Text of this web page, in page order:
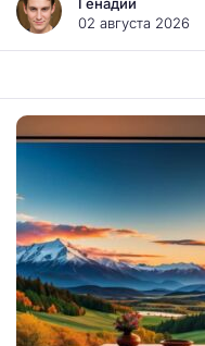
Генадий
02 августа 2026